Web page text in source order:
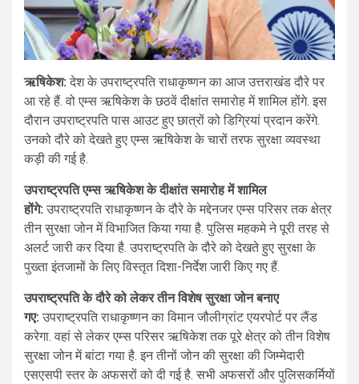
ऋषिकेश: देश के उपराष्ट्रपति राधाकृष्णन का आज उत्तराखंड दौरे पर
आ रहे हैं. वो एम्स ऋषिकेश के छठवें दीक्षांत समारोह में शामिल होंगे. इस
दौरान उपराष्ट्रपति पास आउट हुए छात्रों को डिग्रियां प्रदान करेंगे.
उनको दौरे को देखते हुए एम्स ऋषिकेश के चारों तरफ सुरक्षा व्यवस्था
कड़ी की गई है.
उपराष्ट्रपति एम्स ऋषिकेश के दीक्षांत समारोह में शामिल
होंगे: उपराष्ट्रपति राधाकृष्णन के दौरे के मद्देनजर एम्स परिसर तक क्षेत्र
तीन सुरक्षा जोन में विभाजित किया गया है. पुलिस महकमे ने पूरी तरह से
अलर्ट जारी कर दिया है. उपराष्ट्रपति के दौरे को देखते हुए सुरक्षा के
पुख्ता इंतजामों के लिए विस्तृत दिशा-निर्देश जारी किए गए हैं.
उपराष्ट्रपति के दौरे को लेकर तीन विशेष सुरक्षा जोन बनाए
गए: उपराष्ट्रपति राधाकृष्णन का विमान जौलीग्रांट एयरपोर्ट पर लैंड
करेगा. वहां से लेकर एम्स परिसर ऋषिकेश तक पूरे क्षेत्र को तीन विशेष
सुरक्षा जोन में बांटा गया है. इन तीनों जोन की सुरक्षा की जिम्मेदारी
एसएसपी स्तर के अफसरों को दी गई है. सभी अफसरों और पुलिसकर्मियों